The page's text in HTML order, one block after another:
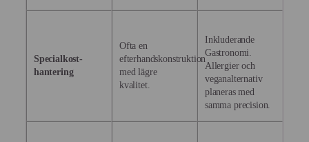
Specialkost-
hantering
Ofta en
efterhandskonstruktion
med lägre
kvalitet.
Inkluderande
Gastronomi.
Allergier och
veganalternativ
planeras med
samma precision.